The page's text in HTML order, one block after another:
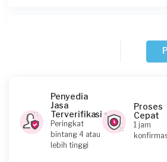
Iskandar requested Service
5 hari yang lalu
Penyedia
Jasa
Terverifikasi
Peringkat
bintang 4 atau
lebih tinggi
Proses
Cepat
1 jam